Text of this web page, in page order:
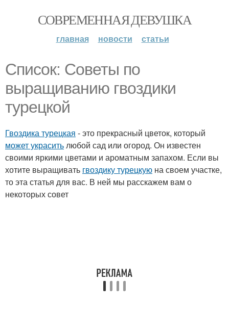
СОВРЕМЕННАЯ ДЕВУШКА
главная новости статьи
Список: Советы по
выращиванию гвоздики
турецкой
Гвоздика турецкая - это прекрасный цветок, который
может украситьлюбой сад или огород. Он известен
своими яркими цветами и ароматным запахом. Если вы
хотите выращивать гвоздику турецкую на своем участке,
то эта статья для вас. В ней мы расскажем вам о
некоторых совет